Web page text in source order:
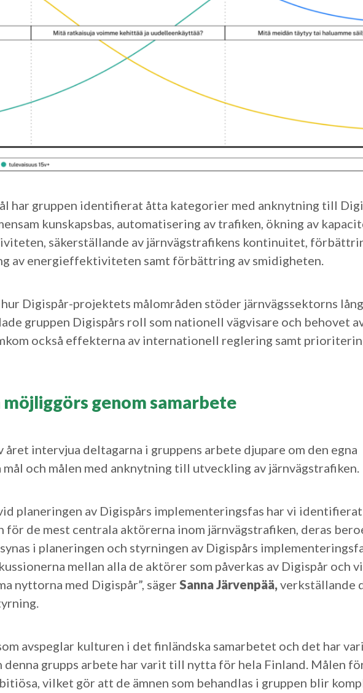
har gruppen identifierat åtta kategorier med anknytning till
kunskapsbas, automatisering av trafiken, ökning av
säkerställande av järnvägstrafikens kontinuitet,
av energieffektiviteten samt förbättring av smidigheten.
Digispår-projektets målområden stöder järnvägssektorns
gruppen Digispårs roll som nationell vägvisare och behovet
också effekterna av internationell reglering samt
möjliggörs genom samarbete
intervjua deltagarna i gruppens arbete djupare om den egna
och målen med anknytning till utveckling av järnvägstrafiken.
planeringen av Digispårs implementeringsfas har vi
för de mest centrala aktörerna inom järnvägstrafiken, deras
i planeringen och styrningen av Digispårs
mellan alla de aktörer som påverkas av Digispår och
nyttorna med Digispår”, säger Sanna Järvenpää, verkställande
avspeglar kulturen i det finländska samarbetet och det har
grupps arbete har varit till nytta för hela Finland. Målen
vilket gör att de ämnen som behandlas i gruppen blir